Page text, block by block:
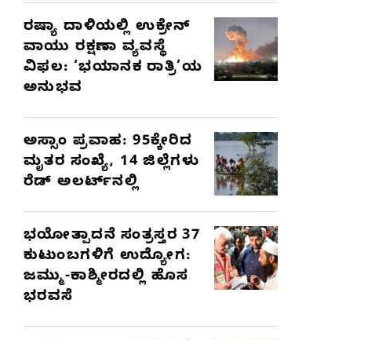
ರಷ್ಯಾ ದಾಳಿಯಲ್ಲಿ ಉಕ್ರೇನ್
ವಾಯು ರಕ್ಷಣಾ ವ್ಯವಸ್ಥೆ
ವಿಫಲ: ‘ಭಯಾನಕ ರಾತ್ರಿ’ಯ
ಅನುಭವ
ಅಸ್ಸಾಂ ಪ್ರವಾಹ: 95ಕ್ಕೇರಿದ
ಮೃತರ ಸಂಖ್ಯೆ, 14 ಜಿಲ್ಲೆಗಳು
ರೆಡ್ ಅಲರ್ಟ್‌ನಲ್ಲಿ
ಭಯೋತ್ಪಾದನೆ ಸಂತ್ರಸ್ತರ 37
ಕುಟುಂಬಗಳಿಗೆ ಉದ್ಯೋಗ:
ಜಮ್ಮು-ಕಾಶ್ಮೀರದಲ್ಲಿ ಹೊಸ
ಭರವಸೆ